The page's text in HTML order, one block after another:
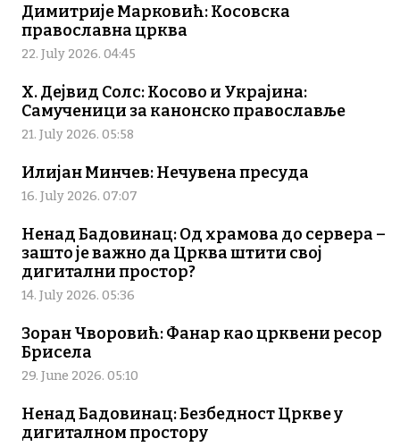
Димитрије Марковић: Косовска
православна црква
22. July 2026. 04:45
Х. Дејвид Солс: Косово и Украјина:
Самученици за канонско православље
21. July 2026. 05:58
Илијан Минчев: Нечувена пресуда
16. July 2026. 07:07
Ненад Бадовинац: Од храмова до сервера –
зашто је важно да Црква штити свој
дигитални простор?
14. July 2026. 05:36
Зоран Чворовић: Фанар као црквени ресор
Брисела
29. June 2026. 05:10
Ненад Бадовинац: Безбедност Цркве у
дигиталном простору